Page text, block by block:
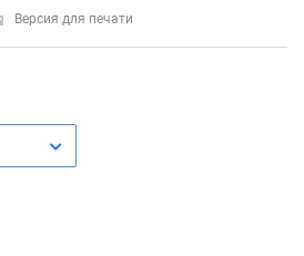
Версия для печати